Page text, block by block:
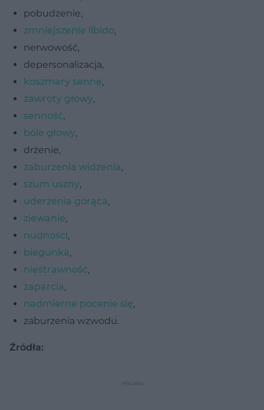
pobudzenie,
zmniejszenie libido,
nerwowość,
depersonalizacja,
koszmary senne,
zawroty głowy,
senność,
bóle głowy,
drżenie,
zaburzenia widzenia,
szum uszny,
uderzenia gorąca,
ziewanie,
nudności,
biegunka,
niestrawność,
zaparcia,
nadmierne pocenie się,
zaburzenia wzwodu.
Źródła: